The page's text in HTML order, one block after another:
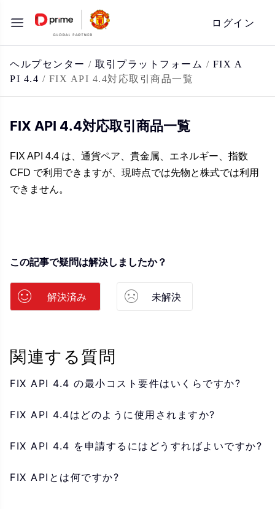
ン
テ
ン
ツ
へ
ス
ッ
プ
ログイン
ヘルプセンター / 取引プラットフォーム / FIX A
PI 4.4 / FIX API 4.4対応取引商品一覧
FIX API 4.4対応取引商品一覧
FIX API 4.4 は、通貨ペア、貴金属、エネルギー、指数
CFD で利用できますが、現時点では先物と株式では利用
できません。
この記事で疑問は解決しましたか？
解決済み 未解決
関連する質問
FIX API 4.4 の最小コスト要件はいくらですか?
FIX API 4.4はどのように使用されますか?
FIX API 4.4 を申請するにはどうすればよいですか?
FIX APIとは何ですか?